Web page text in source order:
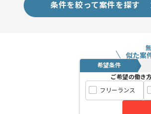
条件を絞って案件を探す
似た案
希望条件
ご希望の働き
フリーランス